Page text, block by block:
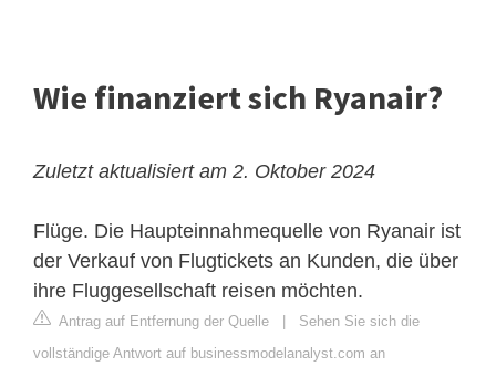
Wie finanziert sich Ryanair?
Zuletzt aktualisiert am 2. Oktober 2024
Flüge. Die Haupteinnahmequelle von Ryanair ist
der Verkauf von Flugtickets an Kunden, die über
ihre Fluggesellschaft reisen möchten.
Antrag auf Entfernung der Quelle
Sehen Sie sich die
vollständige Antwort auf businessmodelanalyst.com an